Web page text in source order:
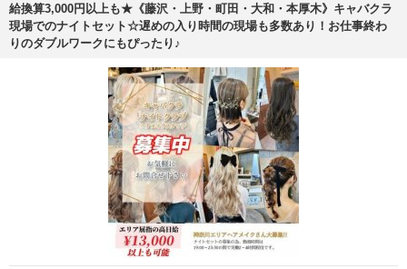
給換算3,000円以上も★《藤沢・上野・町田・大和・本厚木》キャバクラ
現場でのナイトセット☆遅めの入り時間の現場も多数あり！お仕事終わ
りのダブルワークにもぴったり♪